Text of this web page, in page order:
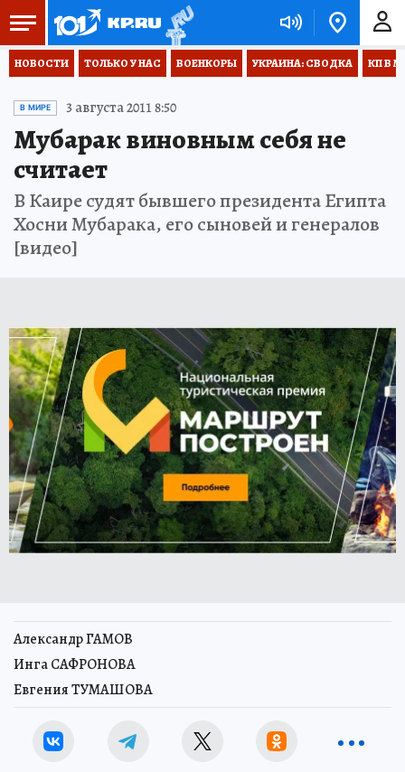
НОВОСТИ ТОЛЬКО У НАС ВОЕНКОРЫ УКРАИНА: СВОДКА КП В
В МИРЕ 3 августа 2011 8:50
Мубарак виновным себя не
считает
В Каире судят бывшего президента Египта
Хосни Мубарака, его сыновей и генералов
[видео]
Александр ГАМОВ
Инга САФРОНОВА
Евгения ТУМАШОВА